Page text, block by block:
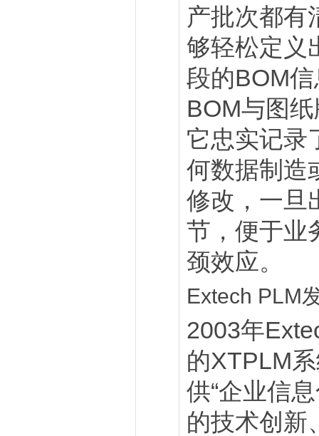
产批次都有
够轻松定义
段的BOM
BOM与图
它忠实记录
何数据制造
修改，一旦
节，便于业
颈效应。
Extech PLM
2003年
的XTPLM
供“企业信
的技术创新